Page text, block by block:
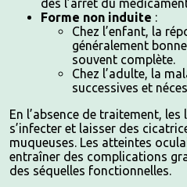
dès l’arrêt du
Forme non induite :
Chez l’enfant, la
généralement
souvent complète.
Chez l’adulte, la
successives et
En l’absence de traitement, les
s’infecter et laisser des
muqueuses. Les atteintes
entraîner des complications
des séquelles fonctionnelles.